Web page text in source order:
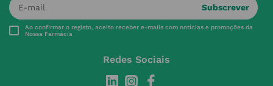
Subscrever
Ao confirmar o registo, aceito receber e-mails com notícias e promoções da
Nossa Farmácia
Redes Sociais